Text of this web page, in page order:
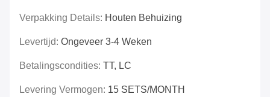
Verpakking Details: Houten Behuizing
Levertijd: Ongeveer 3-4 Weken
Betalingscondities: TT, LC
Levering Vermogen: 15 SETS/MONTH